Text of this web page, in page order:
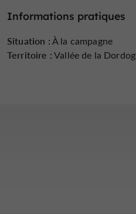
Informations pratiques
Situation :À la campagne
Territoire :Vallée de la